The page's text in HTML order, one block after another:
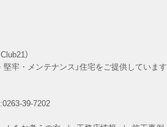
）
堅牢・メンテナンス」住宅をご提供しています
39-7202